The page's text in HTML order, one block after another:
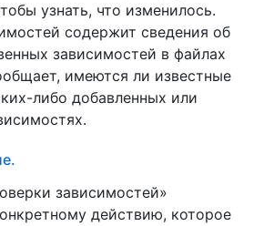
узнать, что изменилось.
содержит сведения об
зависимостей в файлах
имеются ли известные
либо добавленных или
зависимостей»
действию, которое